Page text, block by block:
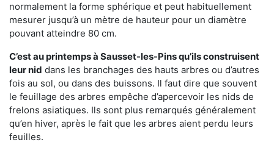
normalement la forme sphérique et peut habituellement
mesurer jusqu’à un mètre de hauteur pour un diamètre
pouvant atteindre 80 cm.
C’est au printemps à Sausset-les-Pins qu’ils construisent
leur nid dans les branchages des hauts arbres ou d’autres
fois au sol, ou dans des buissons. Il faut dire que souvent
le feuillage des arbres empêche d’apercevoir les nids de
frelons asiatiques. Ils sont plus remarqués généralement
qu’en hiver, après le fait que les arbres aient perdu leurs
feuilles.